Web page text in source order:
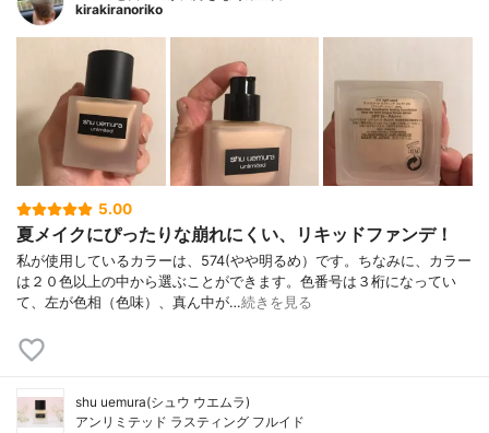
kirakiranoriko
5.00
夏メイクにぴったりな崩れにくい、リキッドファンデ！
私が使用しているカラーは、574(やや明るめ）です。ちなみに、カラー
は２０色以上の中から選ぶことができます。色番号は３桁になってい
て、左が色相（色味）、真ん中が…続きを見る
shu uemura(シュウ ウエムラ)
アンリミテッド ラスティング フルイド